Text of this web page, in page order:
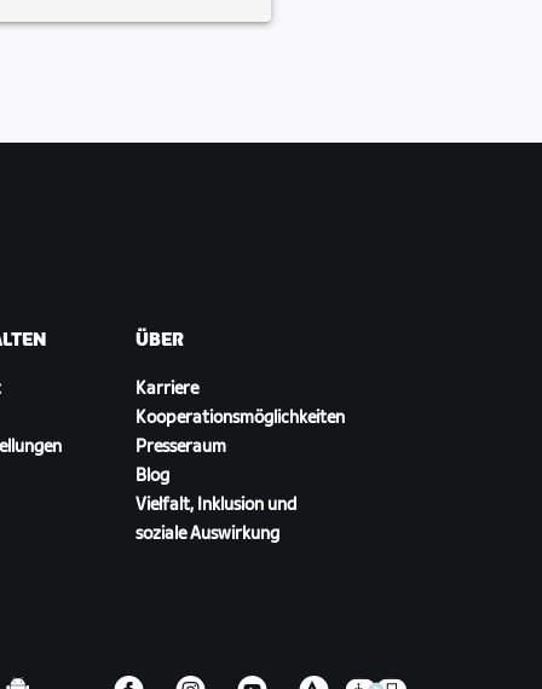
ÜBER
Karriere
Kooperationsmöglichkeiten
Presseraum
Blog
Vielfalt, Inklusion und
soziale Auswirkung